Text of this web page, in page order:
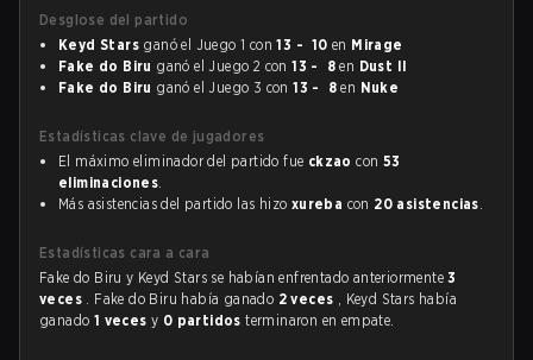
Desglose del partido
Keyd Stars ganó el Juego 1 con13 - 10 en Mirage
Fake do Biru ganó el Juego 2 con13 - 8 en Dust II
Fake do Biru ganó el Juego 3 con13 - 8 en Nuke
Estadísticas clave de jugadores
El máximo eliminador del partido fue ckzao con 53
eliminaciones.
Más asistencias del partido las hizo xureba con 20 asistencias.
Estadísticas cara a cara
Fake do Biru y Keyd Stars se habían enfrentado anteriormente3
veces . Fake do Biru había ganado 2 veces , Keyd Stars había
ganado 1 vecesy 0 partidosterminaron en empate.